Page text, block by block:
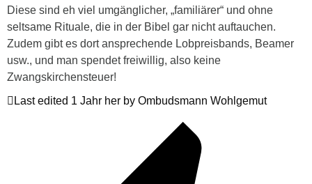
Diese sind eh viel umgänglicher, „familiärer“ und ohne
seltsame Rituale, die in der Bibel gar nicht auftauchen.
Zudem gibt es dort ansprechende Lobpreisbands, Beamer
usw., und man spendet freiwillig, also keine
Zwangskirchensteuer!
Last edited 1 Jahr her by Ombudsmann Wohlgemut